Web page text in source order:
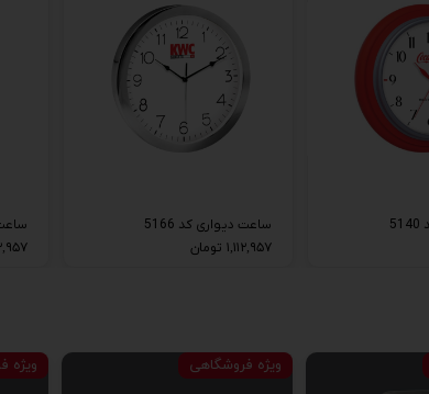
ساعت
ساعت دیواری کد 5166
۱,۱۱۲,۹۵۷ تومان
ویژه ویژه فروشگاهی